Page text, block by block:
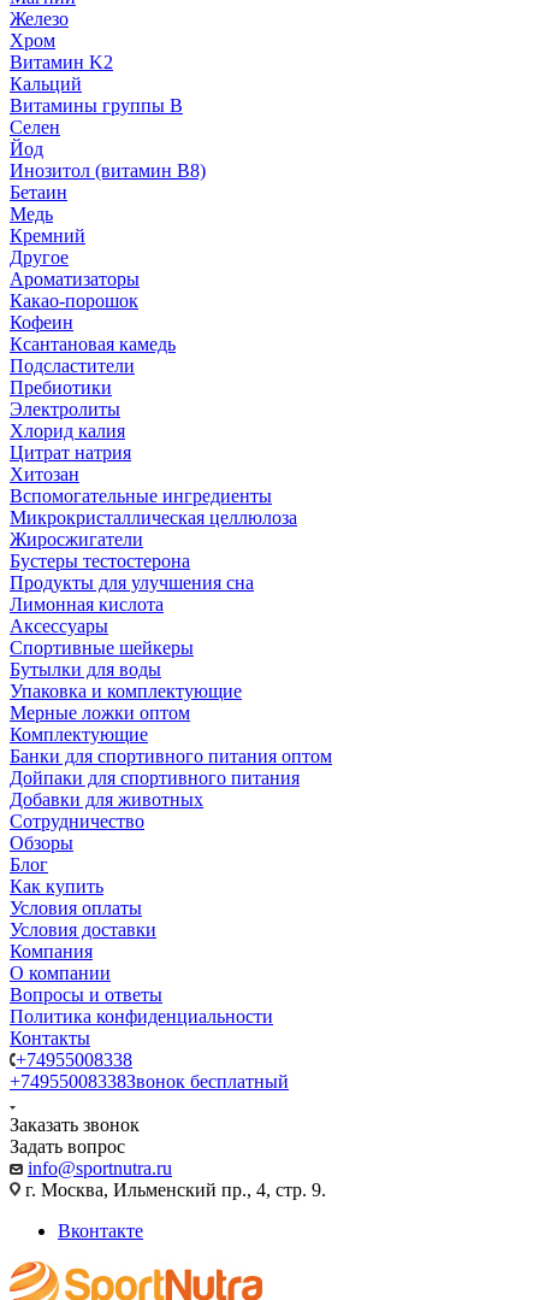
Железо
Хром
Витамин K2
Кальций
Витамины группы B
Селен
Йод
Инозитол (витамин B8)
Бетаин
Медь
Кремний
Другое
Ароматизаторы
Какао-порошок
Кофеин
Ксантановая камедь
Подсластители
Пребиотики
Электролиты
Хлорид калия
Цитрат натрия
Хитозан
Вспомогательные ингредиенты
Микрокристаллическая целлюлоза
Жиросжигатели
Бустеры тестостерона
Продукты для улучшения сна
Лимонная кислота
Аксессуары
Спортивные шейкеры
Бутылки для воды
Упаковка и комплектующие
Мерные ложки оптом
Комплектующие
Банки для спортивного питания оптом
Дойпаки для спортивного питания
Добавки для животных
Сотрудничество
Обзоры
Блог
Как купить
Условия оплаты
Условия доставки
Компания
О компании
Вопросы и ответы
Политика конфиденциальности
Контакты
+74955008338
+74955008338Звонок бесплатный
Заказать звонок
Задать вопрос
info@sportnutra.ru
г. Москва, Ильменский пр., 4, стр. 9.
Вконтакте